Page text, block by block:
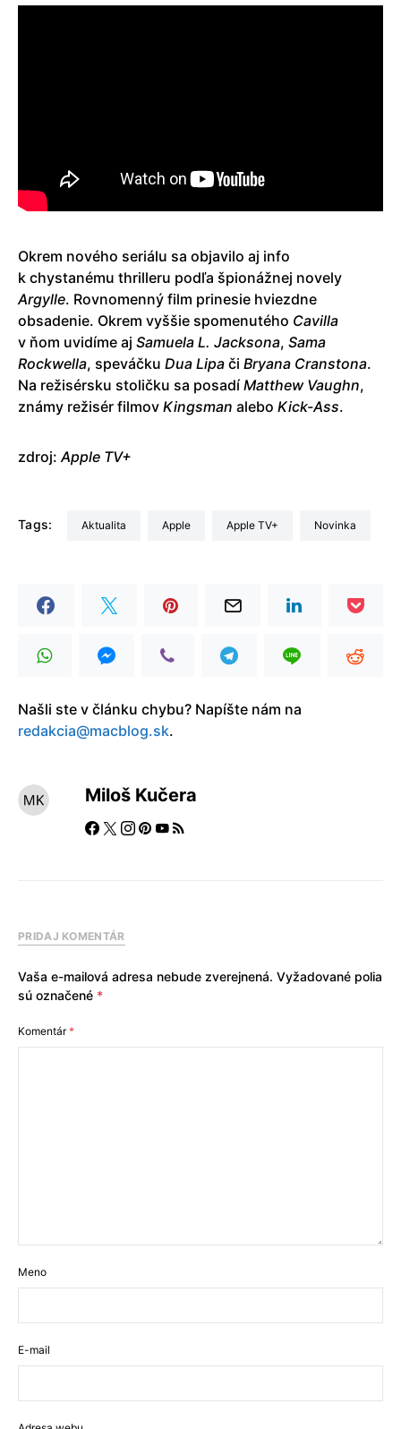
Okrem nového seriálu sa objavilo aj info
k chystanému thrilleru podľa špionážnej novely
Argylle. Rovnomenný film prinesie hviezdne
obsadenie. Okrem vyššie spomenutého Cavilla
v ňom uvidíme aj Samuela L. Jacksona, Sama
Rockwella, speváčku Dua Lipa či Bryana Cranstona.
Na režisérsku stoličku sa posadíMatthew Vaughn,
známy režisér filmov Kingsman alebo Kick-Ass.
zdroj: Apple TV+
Tags: aktualita Apple Apple TV+ Novinka
Našli ste v článku chybu? Napíšte nám na
redakcia@macblog.sk.
Miloš Kučera
PRIDAJ KOMENTÁR
Vaša e-mailová adresa nebude zverejnená. Vyžadované polia
sú označené *
Komentár*
Meno
E-mail